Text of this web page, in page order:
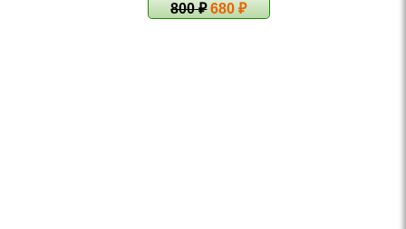
800 ₽ 680 ₽